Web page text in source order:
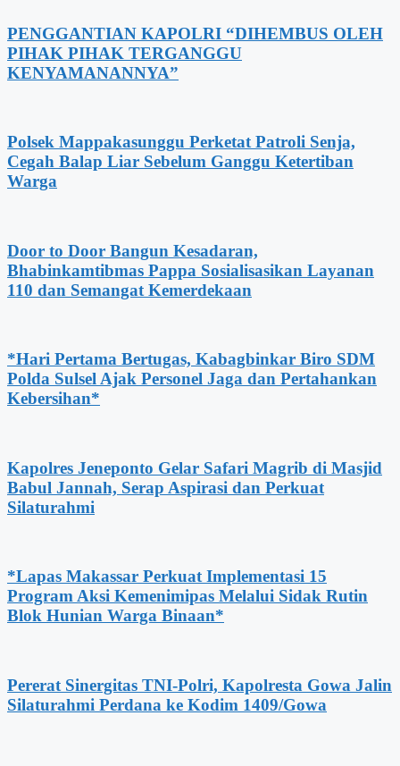
PENGGANTIAN KAPOLRI “DIHEMBUS OLEH
PIHAK PIHAK TERGANGGU
KENYAMANANNYA”
Polsek Mappakasunggu Perketat Patroli Senja,
Cegah Balap Liar Sebelum Ganggu Ketertiban
Warga
Door to Door Bangun Kesadaran,
Bhabinkamtibmas Pappa Sosialisasikan Layanan
110 dan Semangat Kemerdekaan
*Hari Pertama Bertugas, Kabagbinkar Biro SDM
Polda Sulsel Ajak Personel Jaga dan Pertahankan
Kebersihan*
Kapolres Jeneponto Gelar Safari Magrib di Masjid
Babul Jannah, Serap Aspirasi dan Perkuat
Silaturahmi
*Lapas Makassar Perkuat Implementasi 15
Program Aksi Kemenimipas Melalui Sidak Rutin
Blok Hunian Warga Binaan*
Pererat Sinergitas TNI-Polri, Kapolresta Gowa Jalin
Silaturahmi Perdana ke Kodim 1409/Gowa